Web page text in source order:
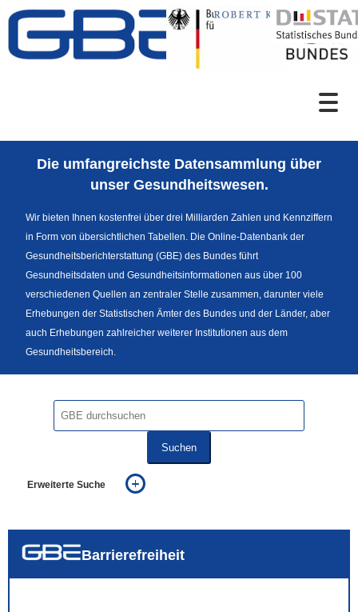
Zum Inhalt
Sprachumschaltung
Die umfangreichste Datensammlung über
unser Gesundheitswesen.
Wir bieten Ihnen kostenfrei über drei Milliarden Zahlen und Kennziffern
in Form von übersichtlichen Tabellen. Die Online-Datenbank der
Gesundheitsberichterstattung (GBE) des Bundes führt
Gesundheitsdaten und Gesundheitsinformationen aus über 100
verschiedenen Quellen an zentraler Stelle zusammen, darunter viele
Erhebungen der Statistischen Ämter des Bundes und der Länder, aber
auch Erhebungen zahlreicher weiterer Institutionen aus dem
Gesundheitsbereich.
Suchen
Erweiterte Suche
auch in allen Texten suchen (Volltextsuche)
Barrierefreiheit